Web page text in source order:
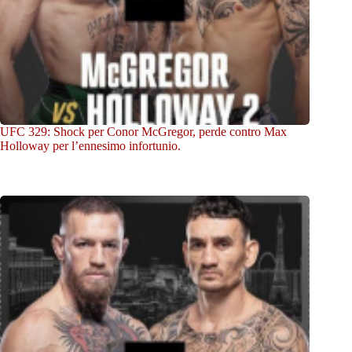
UFC 329: Shock per Conor McGregor, perde contro Max
Holloway per l’ennesimo infortunio.